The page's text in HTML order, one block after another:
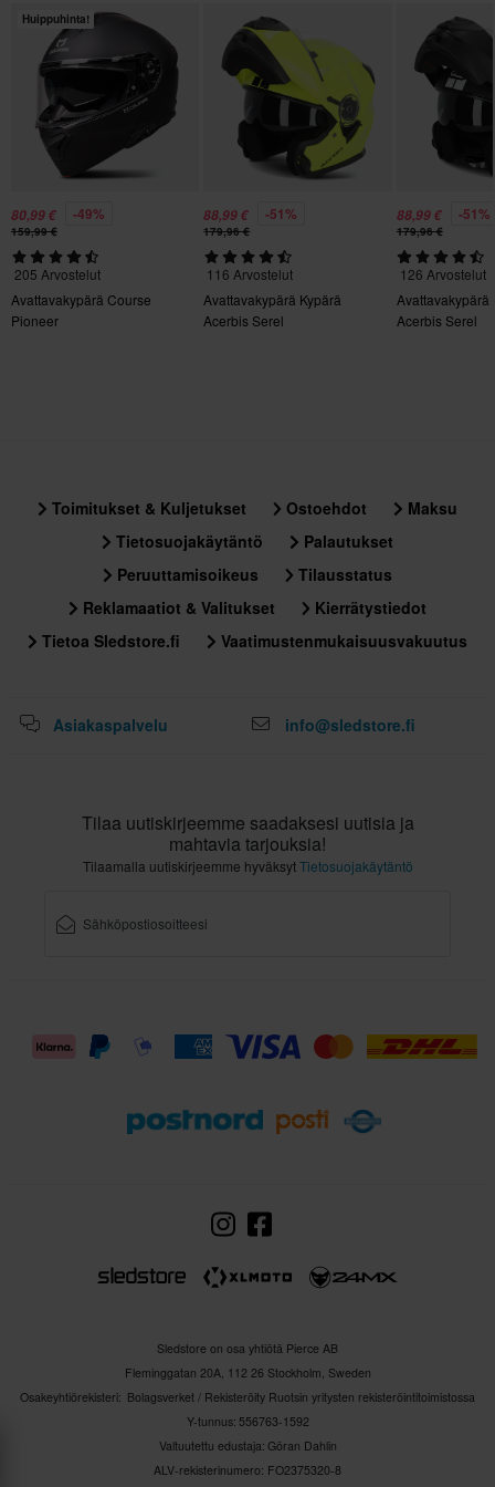
305 x 400 x 285 mm
356 x 414 x 344 mm
300 x 390 x 275 mm
Huippuhinta!
80,99 € -49%
159,99 €
205 Arvostelut
Avattavakypärä Course
Pioneer
88,99 € -51%
179,96 €
116 Arvostelut
Avattavakypärä Kypärä
Acerbis Serel
88,99 € -51%
179,96 €
126 Arvostelut
Avattavakypärä
Acerbis Serel
Toimitukset & Kuljetukset Ostoehdot
Maksu
Tietosuojakäytäntö
Palautukset
Peruuttamisoikeus
Tilausstatus
Reklamaatiot & Valitukset
Kierrätystiedot
Tietoa Sledstore.fi
Vaatimustenmukaisuusvakuutus
Asiakaspalvelu info@sledstore.fi
Tilaa uutiskirjeemme saadaksesi uutisia ja
mahtavia tarjouksia!
Tilaamalla uutiskirjeemme hyväksytTietosuojakäytäntö
Sledstore on osa yhtiötä Pierce AB
Fleminggatan 20A, 112 26 Stockholm, Sweden
Osakeyhtiörekisteri: Bolagsverket / Rekisteröity Ruotsin yritysten rekisteröintitoimistossa
Y-tunnus: 556763-1592
Valtuutettu edustaja: Göran Dahlin
ALV-rekisterinumero: FO2375320-8